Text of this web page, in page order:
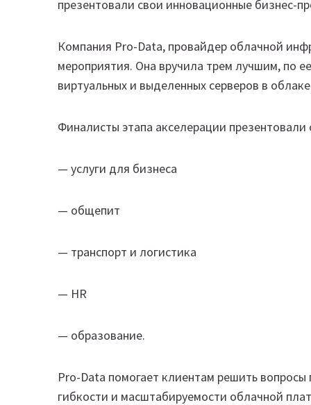
презентовали свои инновационные бизнес-
Компания Pro-Data, провайдер облачной
мероприятия. Она вручила трем лучшим, по
виртуальных и выделенных серверов в
Финалисты этапа акселерации
— услуги для бизнеса
— общепит
— транспорт и логистика
— HR
— образование.
Pro-Data помогает клиентам решить
гибкости и масштабируемости облачной